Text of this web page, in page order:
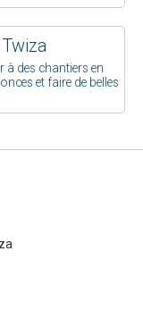
à des chantiers en
et faire de belles